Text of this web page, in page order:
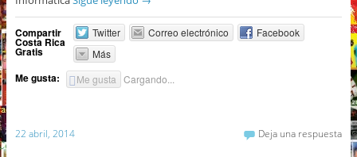
Compartir
Costa Rica
Gratis
Twitter Correo electrónico
Facebook
Más
Me gusta: Me gusta Cargando...
22 abril, 2014 Deja una respuesta